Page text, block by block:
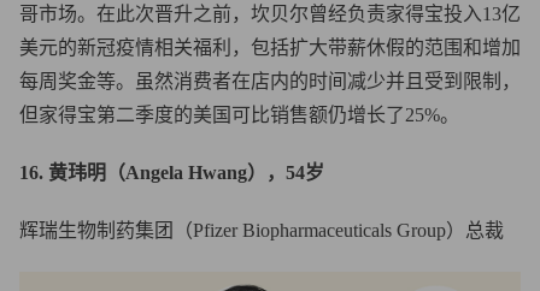
哥市场。在此次晋升之前，坎贝尔曾经负责家得宝投入13亿
美元的新冠疫情相关福利，包括扩大带薪休假的范围和增加
每周奖金等。虽然消费者在店内的时间减少并且受到限制，
但家得宝第二季度的美国可比销售额仍增长了25%。
16. 黄玮明（Angela Hwang），54岁
辉瑞生物制药集团（Pfizer Biopharmaceuticals Group）总裁